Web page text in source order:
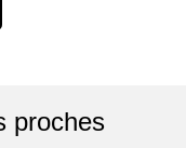
proches